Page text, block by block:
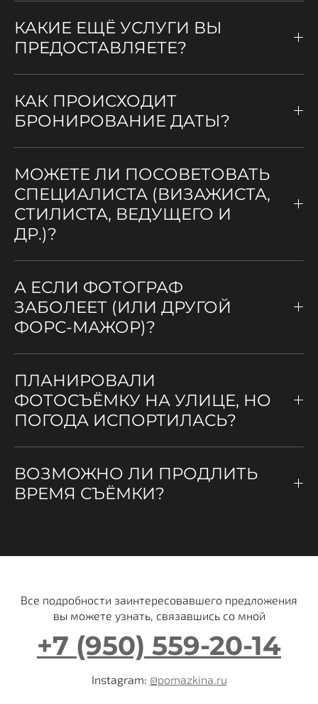
КАКИЕ ЕЩЁ УСЛУГИ ВЫ
ПРЕДОСТАВЛЯЕТЕ?
КАК ПРОИСХОДИТ
БРОНИРОВАНИЕ ДАТЫ?
МОЖЕТЕ ЛИ ПОСОВЕТОВАТЬ
СПЕЦИАЛИСТА (ВИЗАЖИСТА,
СТИЛИСТА, ВЕДУЩЕГО И
ДР.)?
А ЕСЛИ ФОТОГРАФ
ЗАБОЛЕЕТ (ИЛИ ДРУГОЙ
ФОРС-МАЖОР)?
ПЛАНИРОВАЛИ
ФОТОСЪЁМКУ НА УЛИЦЕ, НО
ПОГОДА ИСПОРТИЛАСЬ?
ВОЗМОЖНО ЛИ ПРОДЛИТЬ
ВРЕМЯ СЪЁМКИ?
Все подробности заинтересовавшего предложения
вы можете узнать, связавшись со мной
+7 (950) 559-20-14
Instаgrаm: @pomazkina.ru